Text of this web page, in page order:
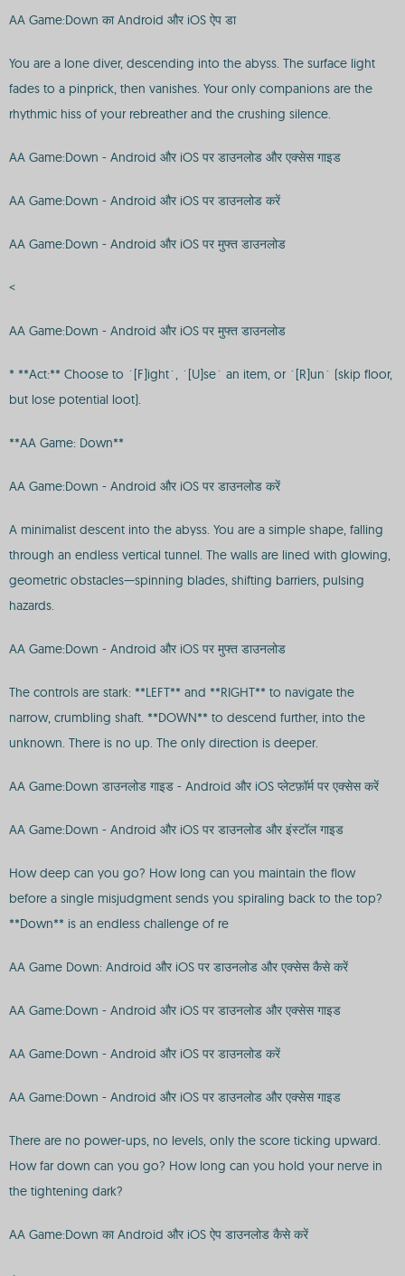
AA Game:Down का Android और iOS ऐप डा
You are a lone diver, descending into the abyss. The surface light
fades to a pinprick, then vanishes. Your only companions are the
rhythmic hiss of your rebreather and the crushing silence.
AA Game:Down - Android और iOS पर डाउनलोड और एक्सेस गाइड
AA Game:Down - Android और iOS पर डाउनलोड करें
AA Game:Down - Android और iOS पर मुफ्त डाउनलोड
<
AA Game:Down - Android और iOS पर मुफ्त डाउनलोड
* **Act:** Choose to `[F]ight`, `[U]se` an item, or `[R]un` (skip floor,
but lose potential loot).
**AA Game: Down**
AA Game:Down - Android और iOS पर डाउनलोड करें
A minimalist descent into the abyss. You are a simple shape, falling
through an endless vertical tunnel. The walls are lined with glowing,
geometric obstacles—spinning blades, shifting barriers, pulsing
hazards.
AA Game:Down - Android और iOS पर मुफ्त डाउनलोड
The controls are stark: **LEFT** and **RIGHT** to navigate the
narrow, crumbling shaft. **DOWN** to descend further, into the
unknown. There is no up. The only direction is deeper.
AA Game:Down डाउनलोड गाइड - Android और iOS प्लेटफ़ॉर्म पर एक्सेस करें
AA Game:Down - Android और iOS पर डाउनलोड और इंस्टॉल गाइड
How deep can you go? How long can you maintain the flow
before a single misjudgment sends you spiraling back to the top?
**Down** is an endless challenge of re
AA Game Down: Android और iOS पर डाउनलोड और एक्सेस कैसे करें
AA Game:Down - Android और iOS पर डाउनलोड और एक्सेस गाइड
AA Game:Down - Android और iOS पर डाउनलोड करें
AA Game:Down - Android और iOS पर डाउनलोड और एक्सेस गाइड
There are no power-ups, no levels, only the score ticking upward.
How far down can you go? How long can you hold your nerve in
the tightening dark?
AA Game:Down का Android और iOS ऐप डाउनलोड कैसे करें